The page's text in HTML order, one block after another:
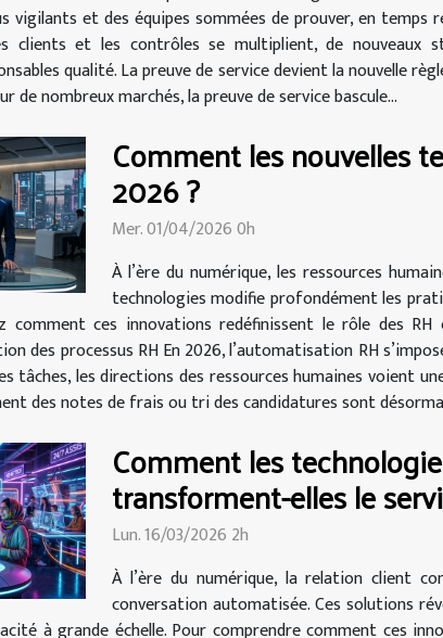
vigilants et des équipes sommées de prouver, en
clients et les contrôles se multiplient, de nouveaux
qualité. La preuve de service devient la nouvelle
de nombreux marchés, la preuve de service bascule...
Comment les nouvelles
2026 ?
Mer. 01/04/2026 0h
À l’ère du numérique, les ressources
technologies modifie profondément les
comment ces innovations redéfinissent le rôle des
des processus RH En 2026, l’automatisation RH
tâches, les directions des ressources humaines voient
des notes de frais ou tri des candidatures sont
Comment les
transforment-elles le
Lun. 16/03/2026 2h
À l’ère du numérique, la relation client
conversation automatisée. Ces solutions
à grande échelle. Pour comprendre comment ces